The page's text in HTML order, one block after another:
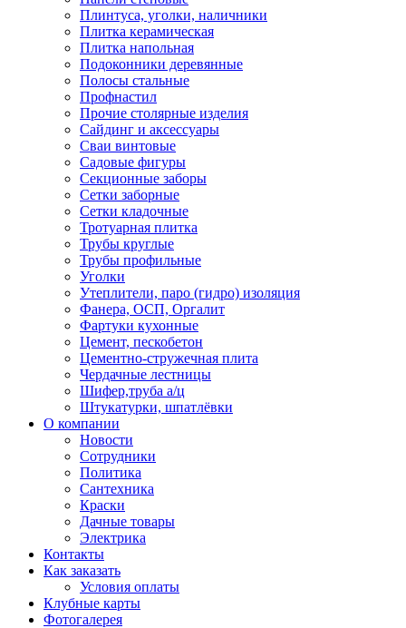
Плинтуса, уголки, наличники
Плитка керамическая
Плитка напольная
Подоконники деревянные
Полосы стальные
Профнастил
Прочие столярные изделия
Сайдинг и аксессуары
Сваи винтовые
Садовые фигуры
Секционные заборы
Сетки заборные
Сетки кладочные
Тротуарная плитка
Трубы круглые
Трубы профильные
Уголки
Утеплители, паро (гидро) изоляция
Фанера, ОСП, Оргалит
Фартуки кухонные
Цемент, пескобетон
Цементно-стружечная плита
Чердачные лестницы
Шифер,труба а/ц
Штукатурки, шпатлёвки
О компании
Новости
Сотрудники
Политика
Сантехника
Краски
Дачные товары
Электрика
Контакты
Как заказать
Условия оплаты
Клубные карты
Фотогалерея